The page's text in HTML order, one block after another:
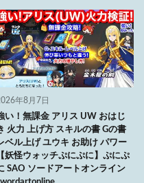
年8月7日
い！無課金 アリス UW おはじ
火力 上げ方 スキルの書 Gの書
ベル上げ ユウキ お助け パワー
【妖怪ウォッチぷにぷに】ぷにぷ
SAO ソードアートオンライン